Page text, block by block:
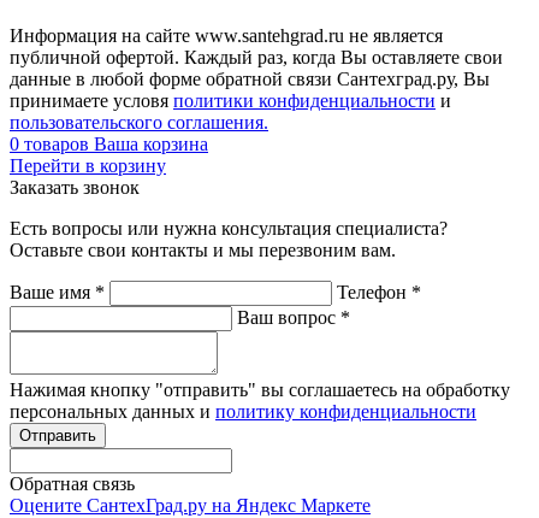
Информация на сайте www.santehgrad.ru не является
публичной офертой. Каждый раз, когда Вы оставляете свои
данные в любой форме обратной связи Сантехград.ру, Вы
принимаете условя политики конфиденциальности и
пользовательского соглашения.
0 товаров Ваша корзина
Перейти в корзину
Заказать звонок
Есть вопросы или нужна консультация специалиста?
Оставьте свои контакты и мы перезвоним вам.
Ваше имя * Телефон *
Ваш вопрос *
Нажимая кнопку "отправить" вы соглашаетесь на обработку
персональных данных и политику конфиденциальности
Обратная связь
Оцените СантехГрад.ру на Яндекс Маркете